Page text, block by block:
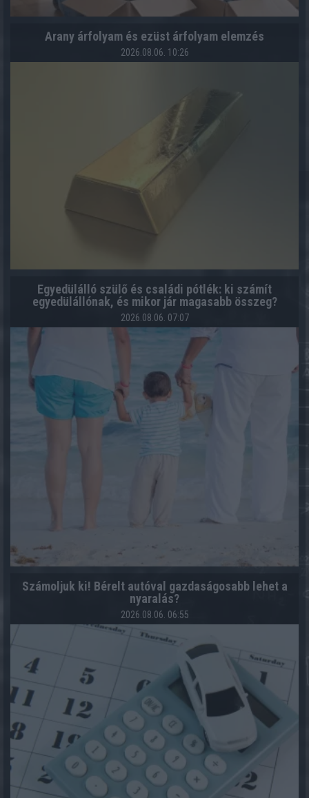
Arany árfolyam és ezüst árfolyam elemzés
2026.08.06. 10:26
Egyedülálló szülő és családi pótlék: ki számít
egyedülállónak, és mikor jár magasabb összeg?
2026.08.06. 07:07
Számoljuk ki! Bérelt autóval gazdaságosabb lehet a
nyaralás?
2026.08.06. 06:55